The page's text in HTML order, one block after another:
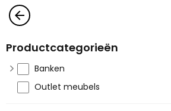
arrow_back
Productcategorieën
Banken
Outlet meubels